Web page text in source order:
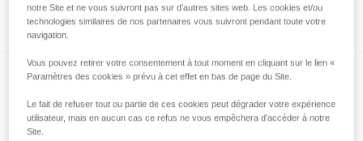
avec kit de mouflage JAG SYSTEM et
descendeur I'D
JAG RESCUE KIT
Kit de secours réversible avec kit de
mouflage JAG SYSTEM et descendeur I’D
notre Site et ne vous suivront pas sur d’autres sites web. Les cookies et/ou
technologies similaires de nos partenaires vous suivront pendant toute votre
navigation.
Vous pouvez retirer votre consentement à tout moment en cliquant sur le lien «
Paramètres des cookies » prévu à cet effet en bas de page du Site.
Le fait de refuser tout ou partie de ces cookies peut dégrader votre expérience
utilisateur, mais en aucun cas ce refus ne vous empêchera d’accéder à notre
Site.